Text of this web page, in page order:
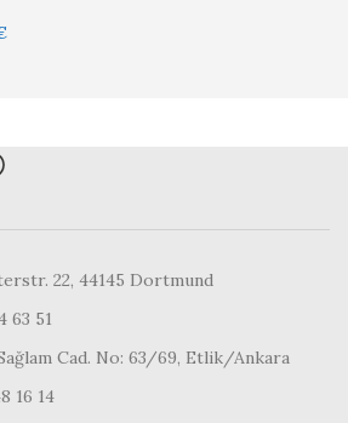
22, 44145 Dortmund
63 51
Cad. No: 63/69, Etlik/Ankara
16 14